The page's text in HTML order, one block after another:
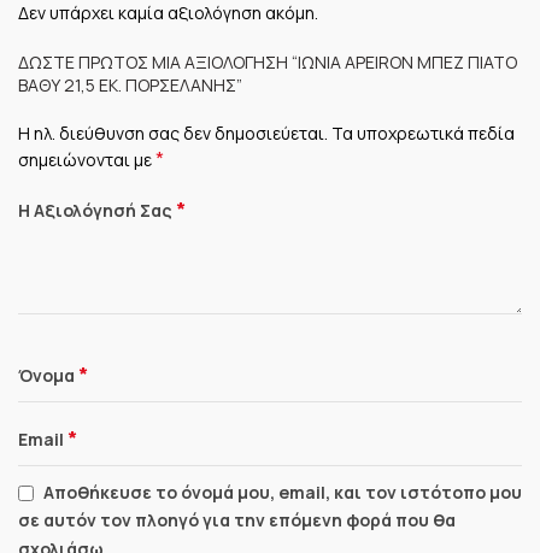
Δεν υπάρχει καμία αξιολόγηση ακόμη.
ΔΏΣΤΕ ΠΡΏΤΟΣ ΜΊΑ ΑΞΙΟΛΌΓΗΣΗ “ΙΩΝΊΑ APEIRON ΜΠΕΖ ΠΙΆΤΟ
ΒΑΘΎ 21,5 ΕΚ. ΠΟΡΣΕΛΆΝΗΣ”
Η ηλ. διεύθυνση σας δεν δημοσιεύεται. Τα υποχρεωτικά πεδία
σημειώνονται με*
Η Αξιολόγησή Σας *
Όνομα *
Email *
Αποθήκευσε το όνομά μου, email, και τον ιστότοπο μου
σε αυτόν τον πλοηγό για την επόμενη φορά που θα
σχολιάσω.